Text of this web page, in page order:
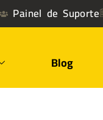
Painel de Suporte
Blog